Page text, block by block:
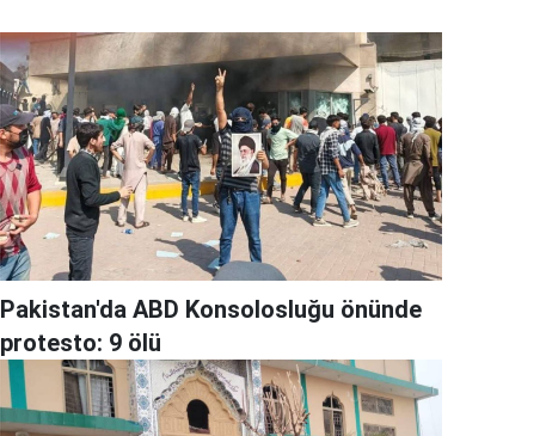
Pakistan'da ABD Konsolosluğu önünde
protesto: 9 ölü